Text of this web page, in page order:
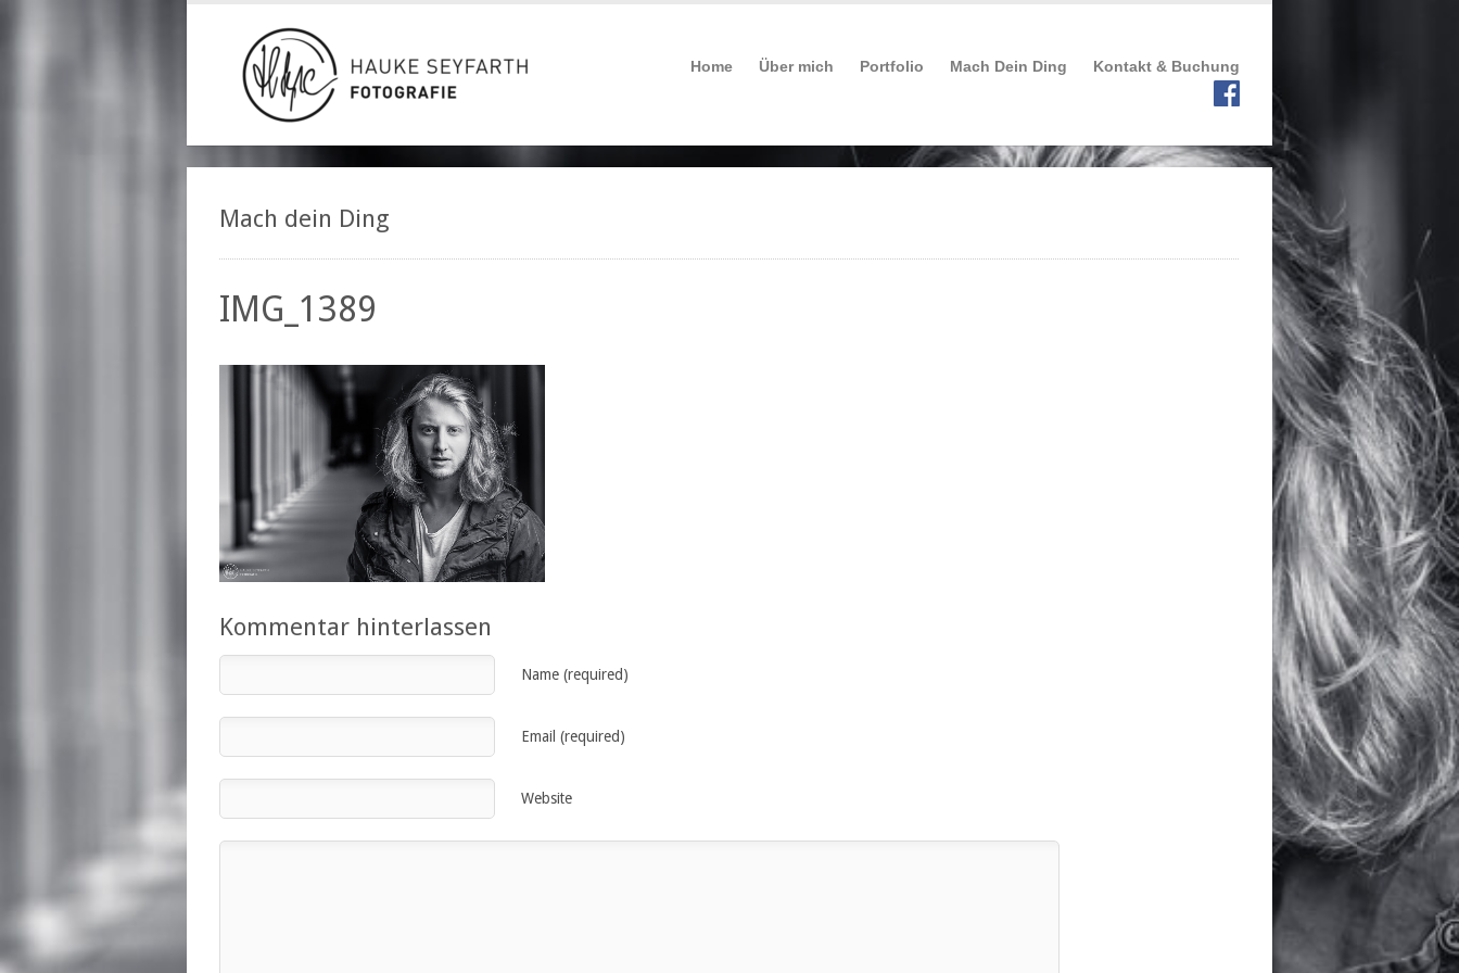
Home Über mich Portfolio Mach Dein Ding Kontakt & Buchung
Mach dein Ding
IMG_1389
Kommentar hinterlassen
Name (required)
Email (required)
Website